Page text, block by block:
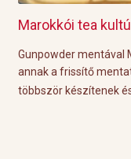
Marokkói tea
Gunpowder mentával
annak a frissítő
többször készítenek